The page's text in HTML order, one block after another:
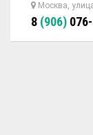
Москва,
8 (906)